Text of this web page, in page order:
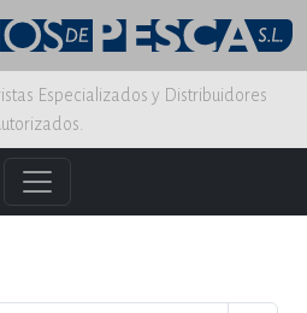
Especializados y Distribuidores